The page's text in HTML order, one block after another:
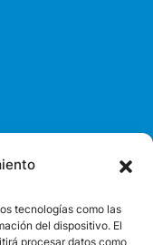
tecnologías como las
del dispositivo. El
procesar datos como